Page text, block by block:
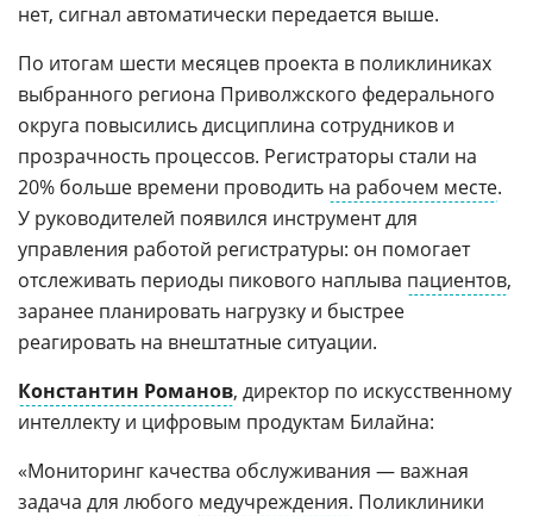
нет, сигнал автоматически передается выше.
По итогам шести месяцев проекта в поликлиниках
выбранного региона Приволжского федерального
округа повысились дисциплина сотрудников и
прозрачность процессов. Регистраторы стали на
20% больше времени проводить на рабочем месте.
У руководителей появился инструмент для
управления работой регистратуры: он помогает
отслеживать периоды пикового наплыва пациентов,
заранее планировать нагрузку и быстрее
реагировать на внештатные ситуации.
Константин Романов, директор по искусственному
интеллекту и цифровым продуктам Билайна:
«Мониторинг качества обслуживания — важная
задача для любого медучреждения. Поликлиники